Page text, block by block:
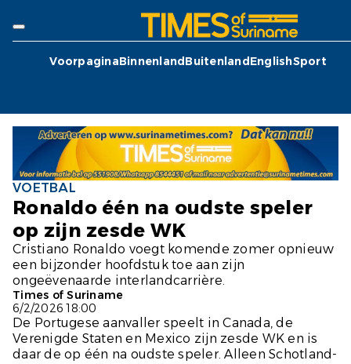
VoorpaginaBinnenlandBuitenlandEnglishSport
VOETBAL
Ronaldo één na oudste speler
op zijn zesde WK
Cristiano Ronaldo voegt komende zomer opnieuw
een bijzonder hoofdstuk toe aan zijn
ongeëvenaarde interlandcarrière.
Times of Suriname
6/2/2026 18:00
De Portugese aanvaller speelt in Canada, de
Verenigde Staten en Mexico zijn zesde WK en is
daar de op één na oudste speler. Alleen Schotland-